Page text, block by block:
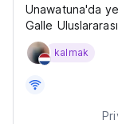
Unawatuna'da
Galle
kilometre
kalmak